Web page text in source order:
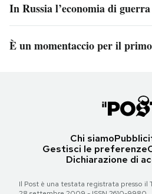
In Russia l’economia di
È un momentaccio per il
Chi siamo
Gestisci le preferenze
Dichiarazione di
Il Post è una testata registrata presso il